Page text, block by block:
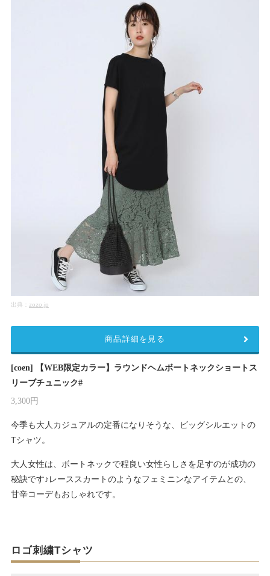
出典： zozo.jp
[coen] 【WEB限定カラー】ラウンドヘムボートネックショートス
リーブチュニック#
3,300円
今季も大人カジュアルの定番になりそうな、ビッグシルエットの
Tシャツ。
大人女性は、ボートネックで程良い女性らしさを足すのが成功の
秘訣です♪レーススカートのようなフェミニンなアイテムとの、
甘辛コーデもおしゃれです。
商品詳細を見る
ロゴ刺繍Tシャツ